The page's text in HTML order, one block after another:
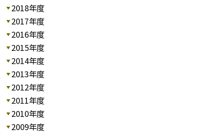
2018年度
2017年度
2016年度
2015年度
2014年度
2013年度
2012年度
2011年度
2010年度
2009年度